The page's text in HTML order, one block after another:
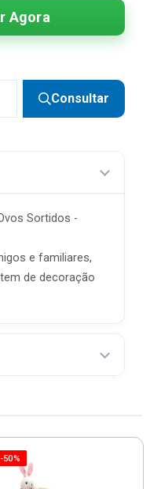
Agora
Consultar
Sortidos -
e familiares,
de decoração
-50%